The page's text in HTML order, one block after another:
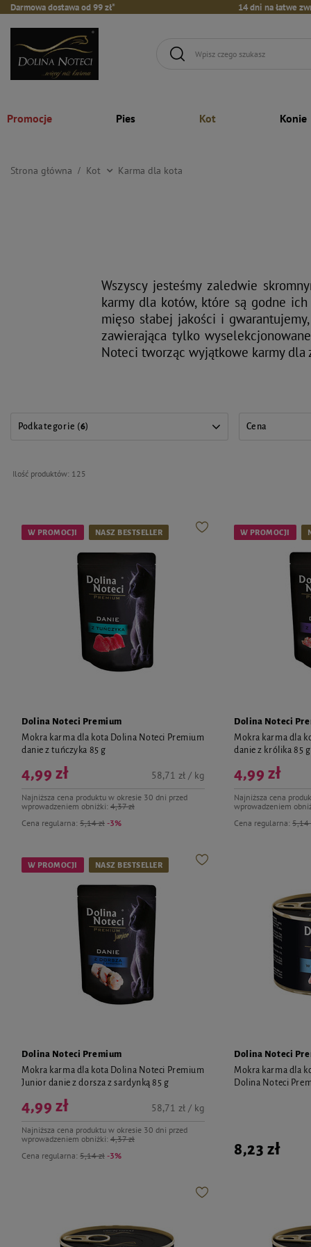
Darmowa dostawa od 99 zł* 14 dni na łatwe
Promocje Pies Kot Konie
Strona główna Kot Karma dla kota
Wszyscy jesteśmy zaledwie
karmy dla kotów, które są godne
mięso słabej jakości i
zawierająca tylko
Noteci tworząc wyjątkowe karmy dla
Podkategorie (6) Cena
Ilość produktów: 125
W PROMOCJI NASZ BESTSELLER
Dolina Noteci Premium
Mokra karma dla kota Dolina Noteci Premium
danie z tuńczyka 85 g
Cena regularna: 5,14 zł -3%
4,99 zł
Najniższa cena produktu w okresie 30 dni przed
wprowadzeniem obniżki: 4,37 zł
58,71 zł / kg
W PROMOCJI
Dolina Noteci
Mokra karma dla
danie z królika 85 g
Cena regularna: 5,14
4,99 zł
Najniższa cena
wprowadzeniem
W PROMOCJI NASZ BESTSELLER
Dolina Noteci Premium
Mokra karma dla kota Dolina Noteci Premium
Junior danie z dorsza z sardynką 85 g
Cena regularna: 5,14 zł -3%
4,99 zł
Najniższa cena produktu w okresie 30 dni przed
wprowadzeniem obniżki: 4,37 zł
58,71 zł / kg
Dolina Noteci
Mokra karma dla
Dolina Noteci
8,23 zł